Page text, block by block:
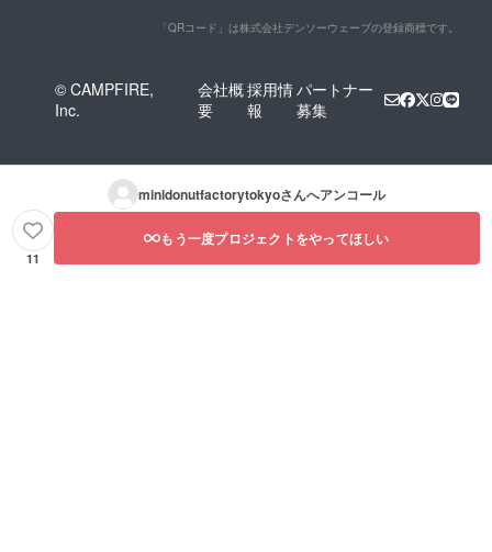
「QRコード」は株式会社デンソーウェーブの登録商標です。
© CAMPFIRE,
Inc.
会社概
要
採用情
報
パートナー
募集
minidonutfactorytokyoさんへアンコール
11
もう一度プロジェクトをやってほしい